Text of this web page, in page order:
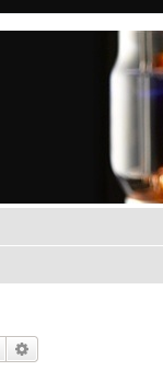
Suche